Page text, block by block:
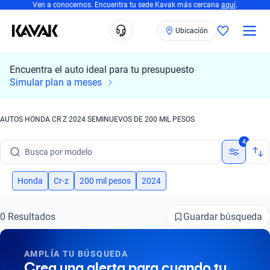
Ven a conocernos. Encuentra tu sede Kavak más cercana aquí.
Ubicación
Encuentra el auto ideal para tu presupuesto
Simular plan a meses
AUTOS HONDA CR Z 2024 SEMINUEVOS DE 200 MIL PESOS
Busca por modelo
Busca por versión
Busca por marca
Busca por modelo
4
Honda Cr-z 200 mil pesos 2024
0 Resultados Guardar búsqueda
AMPLÍA TU BÚSQUEDA